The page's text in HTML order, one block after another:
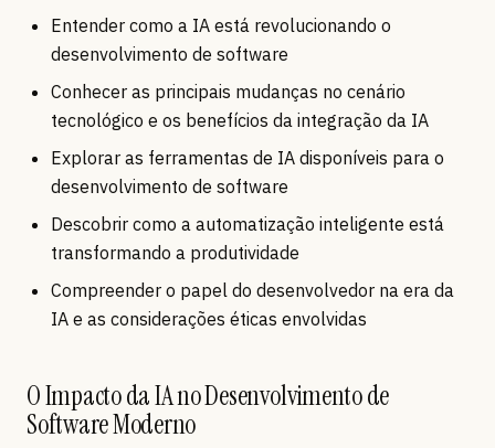
Entender como a IA está revolucionando o
desenvolvimento de software
Conhecer as principais mudanças no cenário
tecnológico e os benefícios da integração da IA
Explorar as ferramentas de IA disponíveis para o
desenvolvimento de software
Descobrir como a automatização inteligente está
transformando a produtividade
Compreender o papel do desenvolvedor na era da
IA e as considerações éticas envolvidas
O Impacto da IA no Desenvolvimento de
Software Moderno